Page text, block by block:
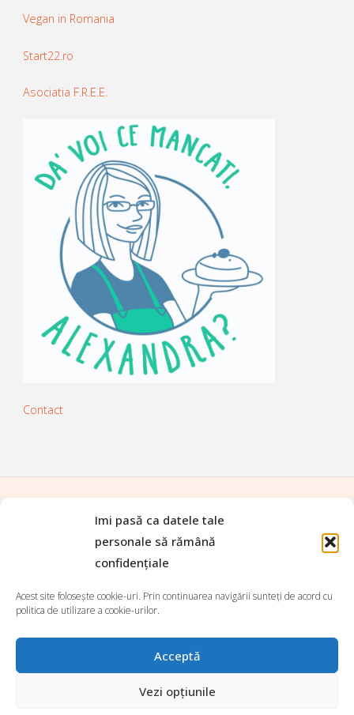
Imi pasă ca datele tale
personale să rămână
confidențiale
Acest site folosește cookie-uri. Prin continuarea navigării sunteți de acord cu
politica de utilizare a cookie-urilor.
Acceptă
Vezi opțiunile
Vegan in Romania
Start22.ro
Asociatia F.R.E.E.
Contact
ACASĂ | TOATE REȚETELE
PREPARATE DE BAZĂ
| APERITIVE
FEL PRINCIPAL
| SALATE
Search for:
©2026 Da' voi ce mâncați Alexandră?